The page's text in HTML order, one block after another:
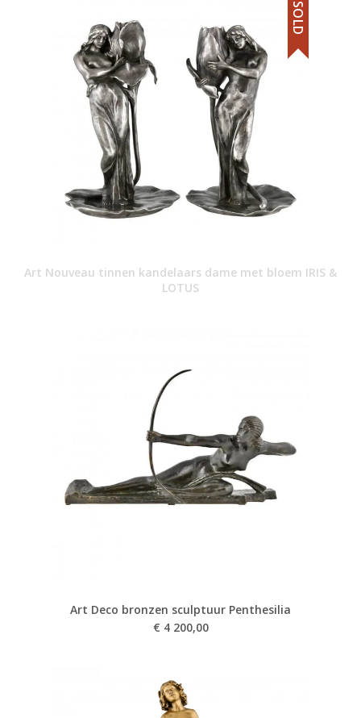
Art Nouveau tinnen kandelaars dame met bloem IRIS &
LOTUS
SOLD
Art Deco bronzen sculptuur Penthesilia
€ 4 200,00